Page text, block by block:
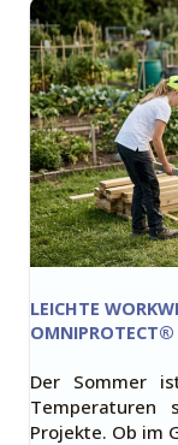
LEICHTE
OMNIPROTECT®
Der Sommer
Temperaturen
Projekte. Ob im